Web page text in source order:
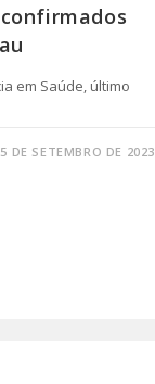
em Saúde, último
DE SETEMBRO DE 2023